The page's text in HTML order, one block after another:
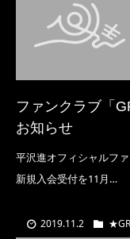
ファンクラブ「
お知らせ
平沢進オフィシャルフ
新規入会受付を11月…
2019.11.2